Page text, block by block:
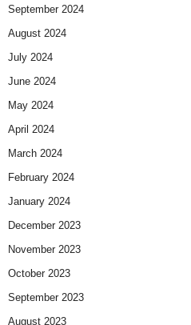
September 2024
August 2024
July 2024
June 2024
May 2024
April 2024
March 2024
February 2024
January 2024
December 2023
November 2023
October 2023
September 2023
August 2023